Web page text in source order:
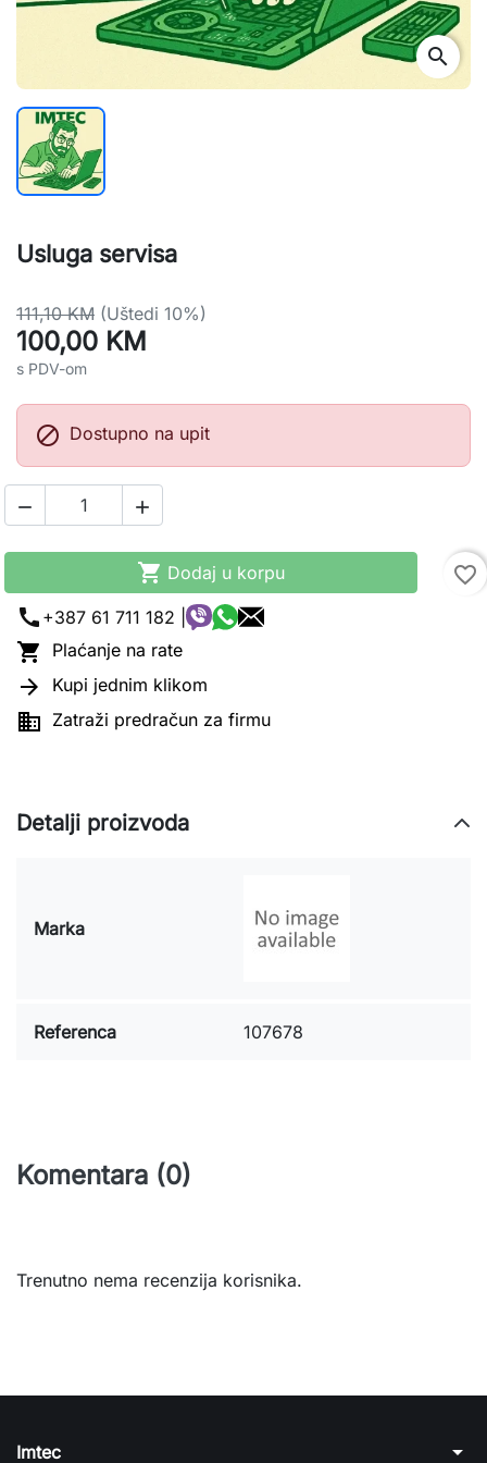
search
Usluga servisa
111,10 KM (Uštedi 10%)
100,00 KM
s PDV-om
 Dostupno na upit
 
 Dodaj u korpu
favorite_border
call +387 61 711 182 |
 Plaćanje na rate
 Kupi jednim klikom
 Zatraži predračun za firmu
Detalji proizvoda
Marka
Referenca 107678
Komentara (0)
Trenutno nema recenzija korisnika.
Imtec arrow_drop_down